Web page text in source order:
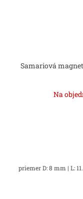
Samariová
Na
priemer D: 8 mm | L: